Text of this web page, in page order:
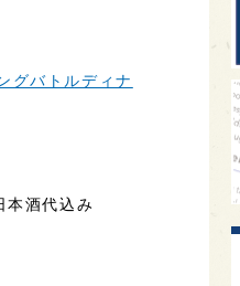
グバトルディナ
本酒代込み